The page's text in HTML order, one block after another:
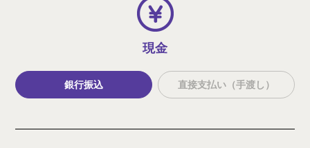
現金
銀行振込 直接支払い（手渡し）